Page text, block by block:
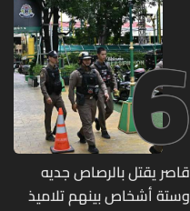
6
قاصر يقتل بالرصاص جديه
وستة أشخاص بينهم تلاميذ